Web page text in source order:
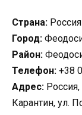
Страна: Россия
Город:
Район:
Телефон: +38
Адрес:
Карантин, ул.